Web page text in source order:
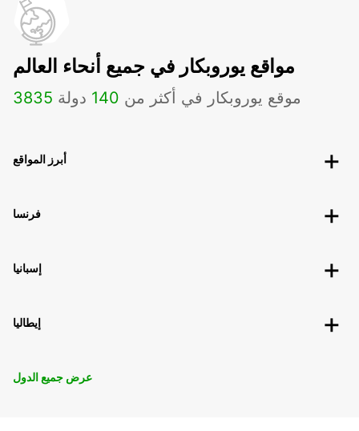
مواقع يوروبكار في جميع أنحاء العالم
3835 موقع يوروبكار في أكثر من 140 دولة
أبرز المواقع
فرنسا
إسبانيا
إيطاليا
عرض جميع الدول